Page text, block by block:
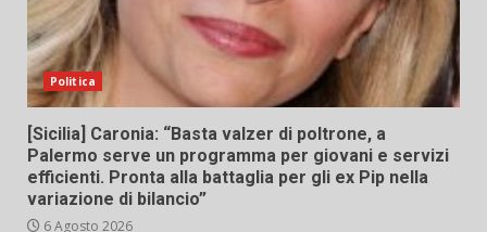
Politica
[Sicilia] Caronia: “Basta valzer di poltrone, a
Palermo serve un programma per giovani e servizi
efficienti. Pronta alla battaglia per gli ex Pip nella
variazione di bilancio”
6 Agosto 2026